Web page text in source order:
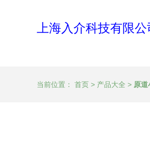
上海入介科技有限公
当前位置： 首页 > 产品大全 > 原